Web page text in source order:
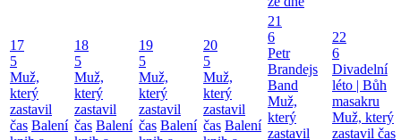
17
5
Muž,
který
zastavil
čas Balení
18
5
Muž,
který
zastavil
čas Balení
19
5
Muž,
který
zastavil
čas Balení
20
5
Muž,
který
zastavil
čas Balení
21
6
Petr
Brandejs
Band
Muž,
který
zastavil
22
6
Divadelní
léto | Bůh
masakru
Muž, který
zastavil čas